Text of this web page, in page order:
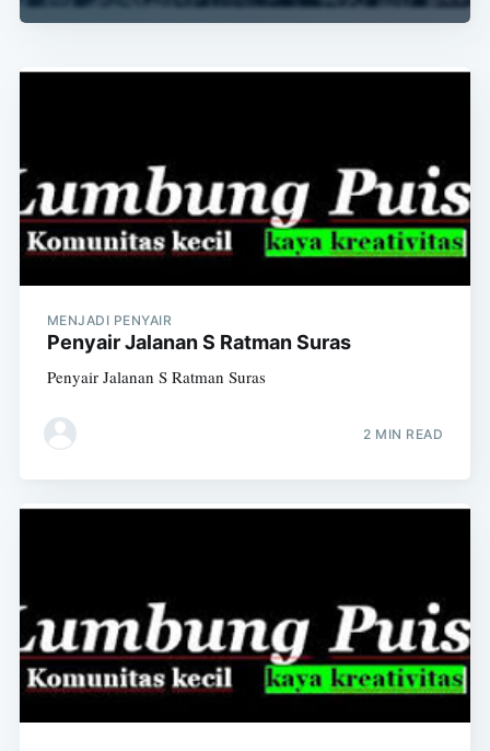
MENJADI PENYAIR
Penyair Jalanan S Ratman Suras
Penyair Jalanan S Ratman Suras
2 MIN READ